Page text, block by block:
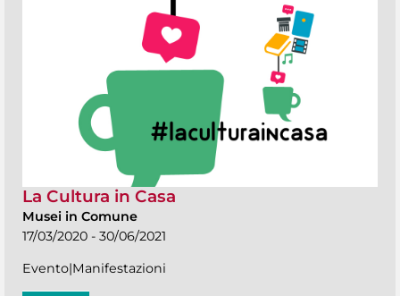
La Cultura in Casa
Musei in Comune
17/03/2020 - 30/06/2021
Evento|Manifestazioni